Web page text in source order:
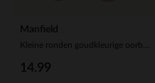
Manfield
14.99